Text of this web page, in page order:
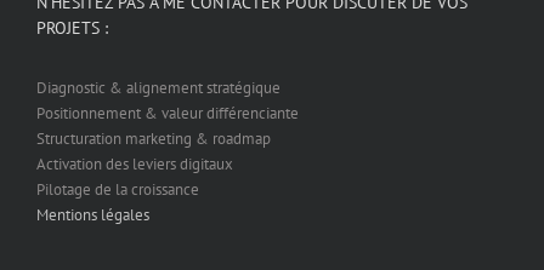
PROJETS :
Diagnostic & alignement stratégique
Positionnement & valeur différenciante
Structuration marketing & roadmap
Activation des leviers digitaux
Pilotage de la croissance
Mentions légales